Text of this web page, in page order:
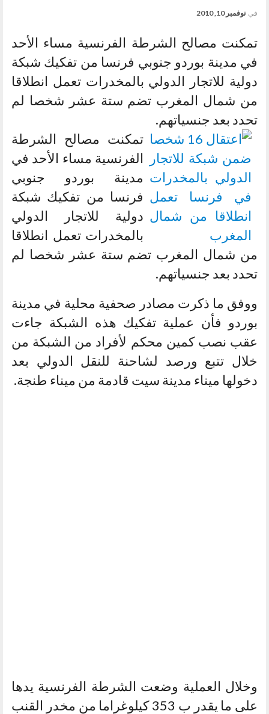
في نوفمبر 10, 2010
تمكنت مصالح الشرطة الفرنسية مساء الأحد
في مدينة بوردو جنوبي فرنسا من تفكيك شبكة
دولية للاتجار الدولي بالمخدرات تعمل انطلاقا
من شمال المغرب تضم ستة عشر شخصا لم
تحدد بعد جنسياتهم.
تمكنت مصالح الشرطة
الفرنسية مساء الأحد في
مدينة بوردو جنوبي
فرنسا من تفكيك شبكة
دولية للاتجار الدولي
بالمخدرات تعمل انطلاقا
من شمال المغرب تضم ستة عشر شخصا لم
تحدد بعد جنسياتهم.
ووفق ما ذكرت مصادر صحفية محلية في مدينة
بوردو فأن عملية تفكيك هذه الشبكة جاءت
عقب نصب كمين محكم لأفراد من الشبكة من
خلال تتبع ورصد لشاحنة للنقل الدولي بعد
دخولها ميناء مدينة سيت قادمة من ميناء طنجة.
وخلال العملية وضعت الشرطة الفرنسية يدها
على ما يقدر ب 353 كيلوغراما من مخدر القنب